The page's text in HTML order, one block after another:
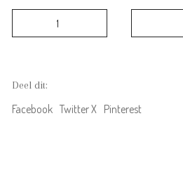
aantal
Deel dit:
Facebook Twitter X Pinterest